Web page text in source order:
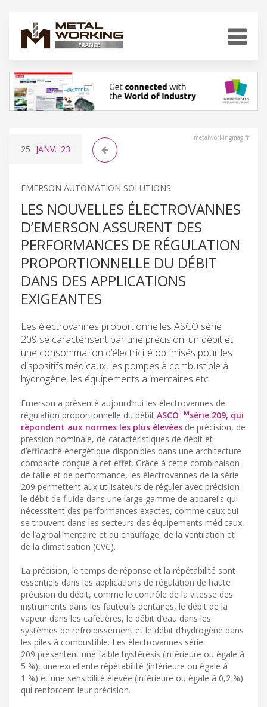
metalworkingmag.fr
25 JANV. '23
EMERSON AUTOMATION SOLUTIONS
LES NOUVELLES ÉLECTROVANNES
D’EMERSON ASSURENT DES
PERFORMANCES DE RÉGULATION
PROPORTIONNELLE DU DÉBIT
DANS DES APPLICATIONS
EXIGEANTES
Les électrovannes proportionnelles ASCO série
209 se caractérisent par une précision, un débit et
une consommation d’électricité optimisés pour les
dispositifs médicaux, les pompes à combustible à
hydrogène, les équipements alimentaires etc.
Emerson a présenté aujourd’hui les électrovannes de
régulation proportionnelle du débit ASCOTMsérie 209, qui
répondent aux normes les plus élevées de précision, de
pression nominale, de caractéristiques de débit et
d’efficacité énergétique disponibles dans une architecture
compacte conçue à cet effet. Grâce à cette combinaison
de taille et de performance, les électrovannes de la série
209 permettent aux utilisateurs de réguler avec précision
le débit de fluide dans une large gamme de appareils qui
nécessitent des performances exactes, comme ceux qui
se trouvent dans les secteurs des équipements médicaux,
de l’agroalimentaire et du chauffage, de la ventilation et
de la climatisation (CVC).
La précision, le temps de réponse et la répétabilité sont
essentiels dans les applications de régulation de haute
précision du débit, comme le contrôle de la vitesse des
instruments dans les fauteuils dentaires, le débit de la
vapeur dans les cafetières, le débit d’eau dans les
systèmes de refroidissement et le débit d’hydrogène dans
les piles à combustible. Les électrovannes série
209 présentent une faible hystérésis (inférieure ou égale à
5 %), une excellente répétabilité (inférieure ou égale à
1 %) et une sensibilité élevée (inférieure ou égale à 0,2 %)
qui renforcent leur précision.